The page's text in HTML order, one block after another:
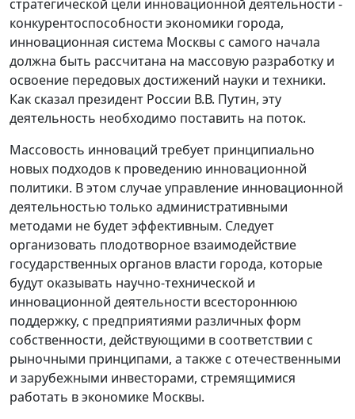
стратегической цели инновационной деятельности -
конкурентоспособности экономики города,
инновационная система Москвы с самого начала
должна быть рассчитана на массовую разработку и
освоение передовых достижений науки и техники.
Как сказал президент России В.В. Путин, эту
деятельность необходимо поставить на поток.
Массовость инноваций требует принципиально
новых подходов к проведению инновационной
политики. В этом случае управление инновационной
деятельностью только административными
методами не будет эффективным. Следует
организовать плодотворное взаимодействие
государственных органов власти города, которые
будут оказывать научно-технической и
инновационной деятельности всестороннюю
поддержку, с предприятиями различных форм
собственности, действующими в соответствии с
рыночными принципами, а также с отечественными
и зарубежными инвесторами, стремящимися
работать в экономике Москвы.